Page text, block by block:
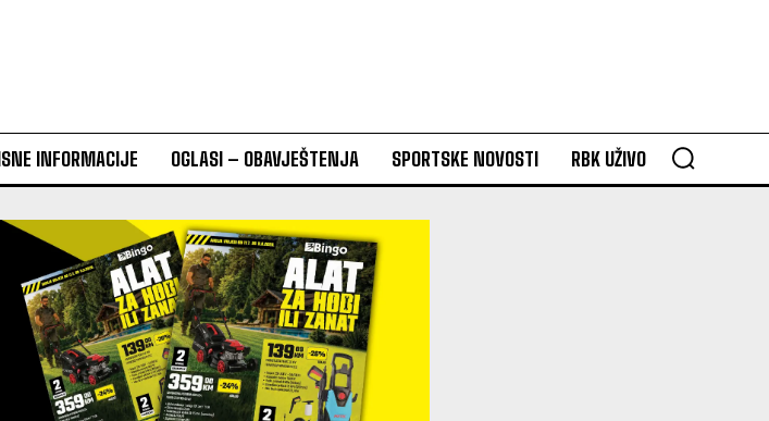
INFORMACIJE OGLASI – OBAVJEŠTENJA SPORTSKE NOVOSTI RBK UŽIVO